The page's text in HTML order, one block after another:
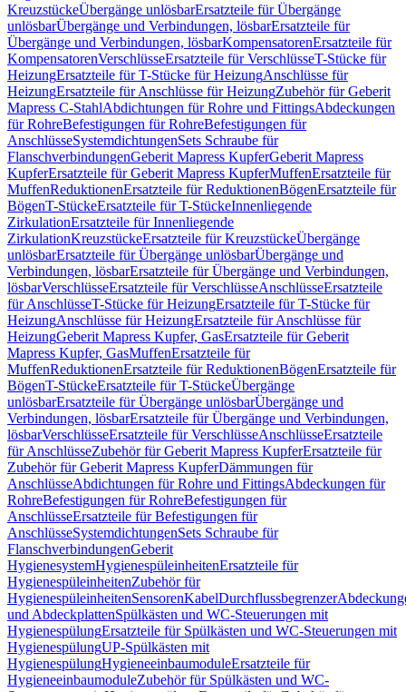
KreuzstückeÜbergänge unlösbarErsatzteile für Übergänge
unlösbarÜbergänge und Verbindungen, lösbarErsatzteile für
Übergänge und Verbindungen, lösbarKompensatorenErsatzteile für
KompensatorenVerschlüsseErsatzteile für VerschlüsseT-Stücke für
HeizungErsatzteile für T-Stücke für HeizungAnschlüsse für
HeizungErsatzteile für Anschlüsse für HeizungZubehör für Geberit
Mapress C-StahlAbdichtungen für Rohre und FittingsAbdeckungen
für RohreBefestigungen für RohreBefestigungen für
AnschlüsseSystemdichtungenSets Schraube für
FlanschverbindungenGeberit Mapress KupferGeberit Mapress
KupferErsatzteile für Geberit Mapress KupferMuffenErsatzteile für
MuffenReduktionenErsatzteile für ReduktionenBögenErsatzteile für
BögenT-StückeErsatzteile für T-StückeInnenliegende
ZirkulationErsatzteile für Innenliegende
ZirkulationKreuzstückeErsatzteile für KreuzstückeÜbergänge
unlösbarErsatzteile für Übergänge unlösbarÜbergänge und
Verbindungen, lösbarErsatzteile für Übergänge und Verbindungen,
lösbarVerschlüsseErsatzteile für VerschlüsseAnschlüsseErsatzteile
für AnschlüsseT-Stücke für HeizungErsatzteile für T-Stücke für
HeizungAnschlüsse für HeizungErsatzteile für Anschlüsse für
HeizungGeberit Mapress Kupfer, GasErsatzteile für Geberit
Mapress Kupfer, GasMuffenErsatzteile für
MuffenReduktionenErsatzteile für ReduktionenBögenErsatzteile für
BögenT-StückeErsatzteile für T-StückeÜbergänge
unlösbarErsatzteile für Übergänge unlösbarÜbergänge und
Verbindungen, lösbarErsatzteile für Übergänge und Verbindungen,
lösbarVerschlüsseErsatzteile für VerschlüsseAnschlüsseErsatzteile
für AnschlüsseZubehör für Geberit Mapress KupferErsatzteile für
Zubehör für Geberit Mapress KupferDämmungen für
AnschlüsseAbdichtungen für Rohre und FittingsAbdeckungen für
RohreBefestigungen für RohreBefestigungen für
AnschlüsseErsatzteile für Befestigungen für
AnschlüsseSystemdichtungenSets Schraube für
FlanschverbindungenGeberit
HygienesystemHygienespüleinheitenErsatzteile für
HygienespüleinheitenZubehör für
HygienespüleinheitenSensorenKabelDurchflussbegrenzer
und AbdeckplattenSpülkästen und WC-Steuerungen mit
HygienespülungErsatzteile für Spülkästen und WC-Steuerungen mit
HygienespülungUP-Spülkästen mit
HygienespülungHygieneeinbaumoduleErsatzteile für
HygieneeinbaumoduleZubehör für Spülkästen und WC-